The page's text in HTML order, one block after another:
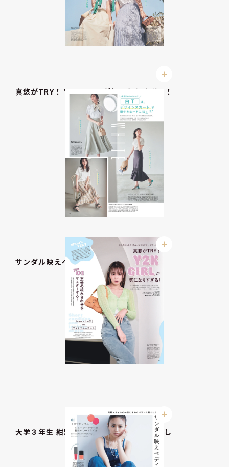
真悠がTRY！ Y2K GIRLLが気になりすぎる！
サンダル映えペディキュアLOOK BOOK
大学３年生 紺野彩夏のコスパで高見え着回し